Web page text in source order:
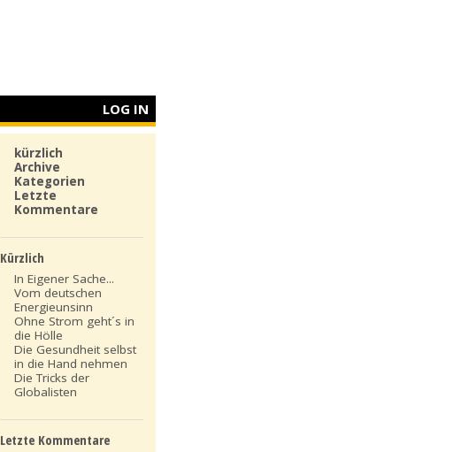
LOG IN
kürzlich
Archive
Kategorien
Letzte
Kommentare
Kürzlich
In Eigener Sache...
Vom deutschen
Energieunsinn
Ohne Strom geht´s in
die Hölle
Die Gesundheit selbst
in die Hand nehmen
Die Tricks der
Globalisten
Letzte Kommentare